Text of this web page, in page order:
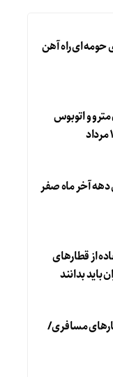
حومه ای راه آهن
و اتوبوس
آخر ماه صفر
از قطارهای
باید بدانند
مسافری/